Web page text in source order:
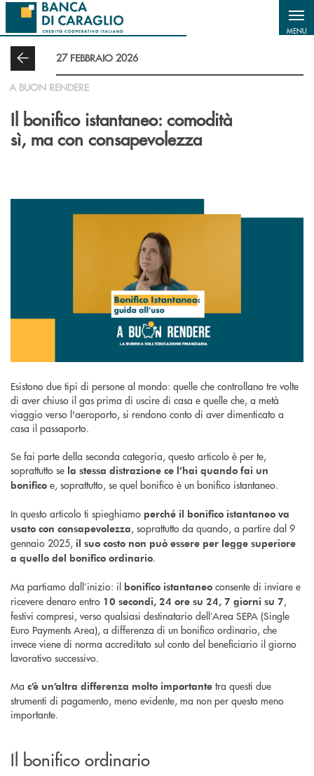
Salta al contenuto principale
MENU
27 FEBBRAIO 2026
A BUON RENDERE
Il bonifico istantaneo: comodità
sì, ma con consapevolezza
Esistono due tipi di persone al mondo: quelle che controllano tre volte
di aver chiuso il gas prima di uscire di casa e quelle che, a metà
viaggio verso l'aeroporto, si rendono conto di aver dimenticato a
casa il passaporto.
Se fai parte della seconda categoria, questo articolo è per te,
soprattutto se la stessa distrazione ce l’hai quando fai un
bonifico e, soprattutto, se quel bonifico è un bonifico istantaneo.
In questo articolo ti spieghiamo perché il bonifico istantaneo va
usato con consapevolezza, soprattutto da quando, a partire dal 9
gennaio 2025, il suo costo non può essere per legge superiore
a quello del bonifico ordinario.
Ma partiamo dall’inizio: il bonifico istantaneo consente di inviare e
ricevere denaro entro 10 secondi, 24 ore su 24, 7 giorni su 7,
festivi compresi, verso qualsiasi destinatario dell’Area SEPA (Single
Euro Payments Area), a differenza di un bonifico ordinario, che
invece viene di norma accreditato sul conto del beneficiario il giorno
lavorativo successivo.
Ma c’è un’altra differenza molto importante tra questi due
strumenti di pagamento, meno evidente, ma non per questo meno
importante.
Il bonifico ordinario